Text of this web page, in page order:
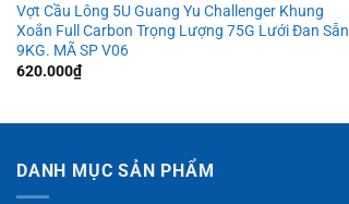
Vợt Cầu Lông 5U Guang Yu Challenger Khung
Xoắn Full Carbon Trọng Lượng 75G Lưới Đan Sẵn
9KG. MÃ SP V06
620.000₫
DANH MỤC SẢN PHẨM